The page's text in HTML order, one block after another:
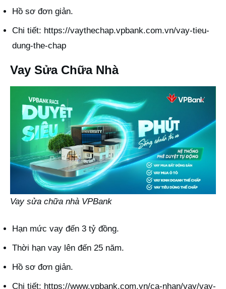
Hồ sơ đơn giản.
Chi tiết: https://vaythechap.vpbank.com.vn/vay-tieu-
dung-the-chap
Vay Sửa Chữa Nhà
Vay sửa chữa nhà VPBank
Hạn mức vay đến 3 tỷ đồng.
Thời hạn vay lên đến 25 năm.
Hồ sơ đơn giản.
Chi tiết: https://www.vpbank.com.vn/ca-nhan/vay/vay-